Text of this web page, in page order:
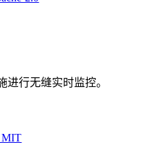
进行无缝实时监控。
MIT